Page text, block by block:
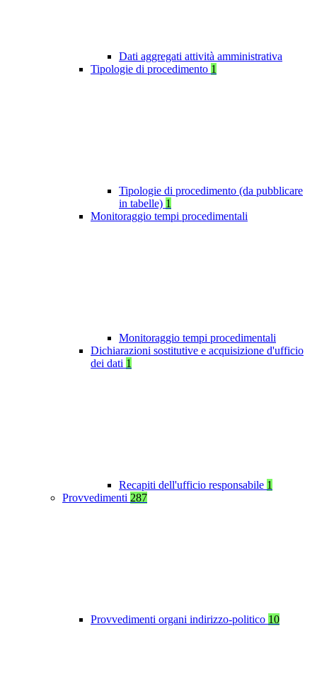
Dati aggregati attività amministrativa
Tipologie di procedimento 1
Tipologie di procedimento (da pubblicare
in tabelle) 1
Monitoraggio tempi procedimentali
Monitoraggio tempi procedimentali
Dichiarazioni sostitutive e acquisizione d'ufficio
dei dati 1
Recapiti dell'ufficio responsabile 1
Provvedimenti 287
Provvedimenti organi indirizzo-politico 10